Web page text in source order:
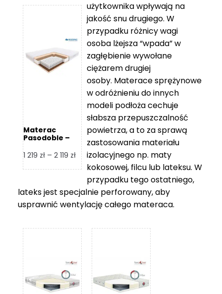
529 zł
do
869 zł
od
1
349 zł
2
459 zł
Materac
Pasodoble –
1 219 zł – 2 119 złZakres
cen:
1
219 zł
do
119 zł
użytkownika wpływają na
jakość snu drugiego. W
przypadku różnicy wagi
osoba lżejsza “wpada” w
zagłębienie wywołane
ciężarem drugiej
osoby. Materace sprężynowe
w odróżnieniu do innych
modeli podłoża cechuje
słabsza przepuszczalność
powietrza, a to za sprawą
zastosowania materiału
izolacyjnego np. maty
kokosowej, filcu lub lateksu. W
przypadku tego ostatniego,
lateks jest specjalnie perforowany, aby
usprawnić wentylację całego materaca.